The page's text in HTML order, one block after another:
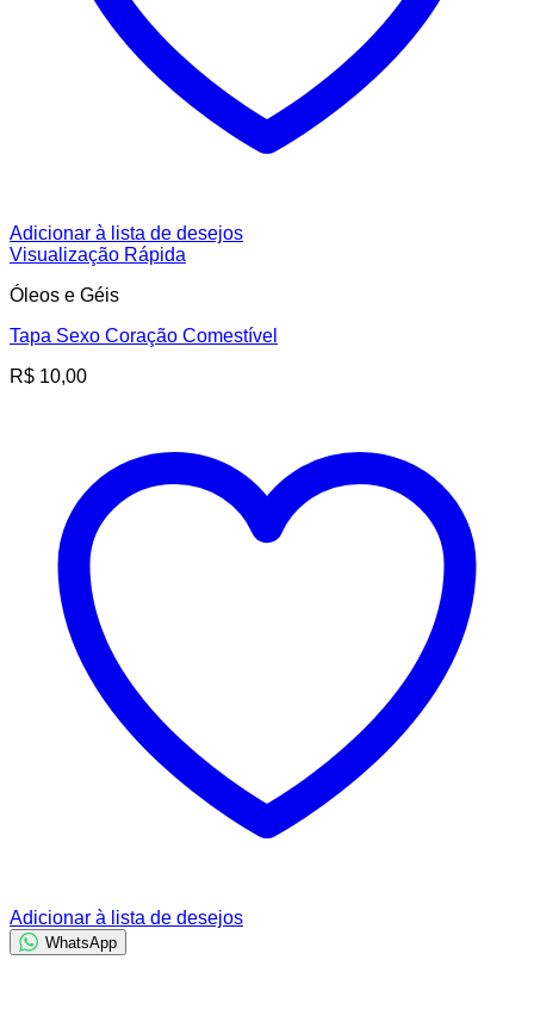
Adicionar à lista de desejos
Visualização Rápida
Óleos e Géis
Tapa Sexo Coração Comestível
R$ 10,00
Adicionar à lista de desejos
WhatsApp